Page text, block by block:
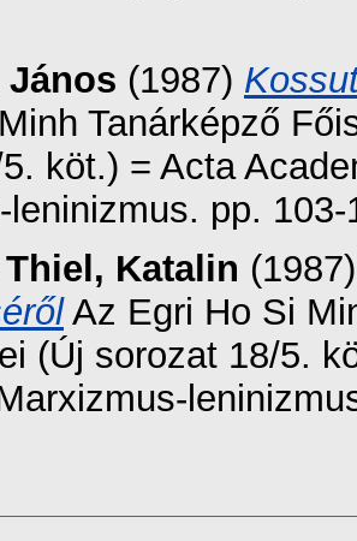
János (1987)
Tanárképző
köt.) = Acta
leninizmus. pp.
Katalin
Az Egri Ho Si
(Új sorozat 18/5.